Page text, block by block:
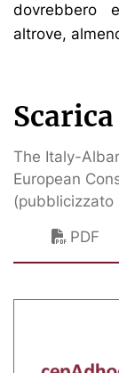
dovrebbero
altrove,
The Italy-
European
(pubblicizzato
PDF